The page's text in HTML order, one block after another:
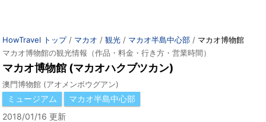
HowTravel トップ/ マカオ / 観光 / マカオ半島中心部 / マカオ博物館
マカオ博物館の観光情報（作品・料金・行き方・営業時間）
マカオ博物館 (マカオハクブツカン)
澳門博物館 (アオメンボウグアン)
ミュージアム
マカオ半島中心部
2018/01/16 更新